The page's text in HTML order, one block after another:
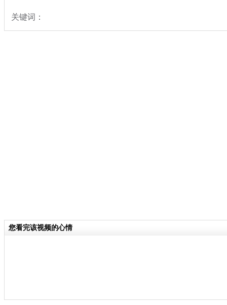
关键词：
您看完该视频的心情